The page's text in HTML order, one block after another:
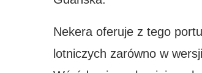
Nekera oferuje z tego
lotniczych zarówno w